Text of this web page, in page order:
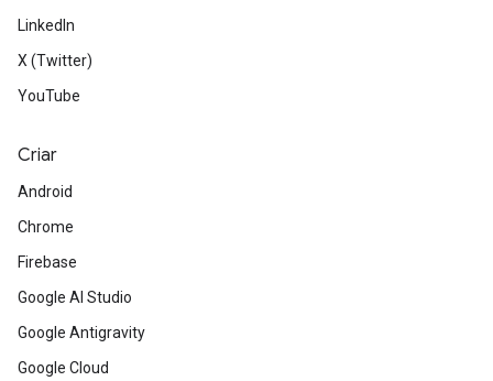
LinkedIn
X (Twitter)
YouTube
Criar
Android
Chrome
Firebase
Google AI Studio
Google Antigravity
Google Cloud